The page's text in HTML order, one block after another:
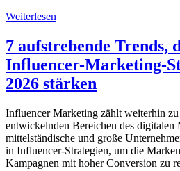
Weiterlesen
7 aufstrebende Trends,
Influencer-Marketing-
2026 stärken
Influencer Marketing zählt weiterhin zu
entwickelnden Bereichen des digitalen
mittelständische und große
in Influencer-Strategien, um die
Kampagnen mit hoher Conversion zu